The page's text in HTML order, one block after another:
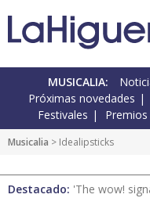
MUSICALIA:
Próximas novedades
Festivales
Premios
Musicalia > Idealipsticks
Destacado: 'The wow!